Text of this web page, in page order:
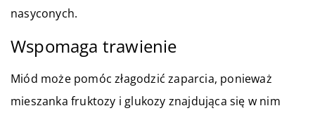
nasyconych.
Wspomaga trawienie
Miód może pomóc złagodzić zaparcia, ponieważ
mieszanka fruktozy i glukozy znajdująca się w nim